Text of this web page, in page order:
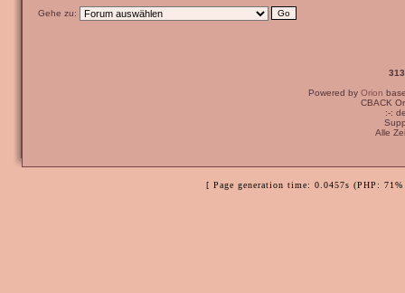
Gehe zu:
Powered by Orion
CBACK
:-:
Alle
[ Page generation time: 0.0457s (PHP: